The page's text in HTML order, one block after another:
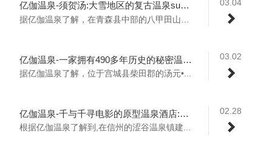
03.04
亿伽温泉-须贺汤:大雪地区的复古温泉sukayu onsen首次体验混合沐浴!
03.02
亿伽温泉-一家拥有490多年历史的秘密温泉旅馆 “汤元•不忘阁”
据亿伽温泉了解，位于宫城县柴田郡的汤元•...
02.28
亿伽温泉-千与千寻电影的原型温泉酒店:一个充满乐趣的温泉旅游旅馆!
根据亿伽温泉了解到,在信州的涩谷温泉镇建...